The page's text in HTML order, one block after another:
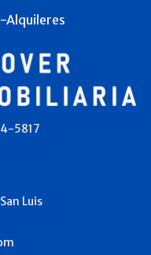
Alquileres
5817
Luis